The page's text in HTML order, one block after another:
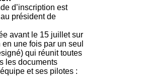
d’inscription est
président de
avant le 15 juillet sur
une fois par un seul
qui réunit toutes
les documents
et ses pilotes :